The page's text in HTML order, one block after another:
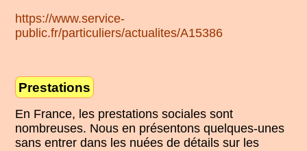
https://www.service-
public.fr/particuliers/actualites/A15386
Prestations
En France, les prestations sociales sont
nombreuses. Nous en présentons quelques-unes
sans entrer dans les nuées de détails sur les